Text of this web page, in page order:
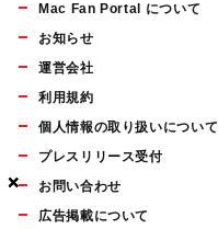
×
×
×
Mac Fan Portal について
お知らせ
運営会社
利用規約
個人情報の取り扱いについて
プレスリリース受付
お問い合わせ
広告掲載について